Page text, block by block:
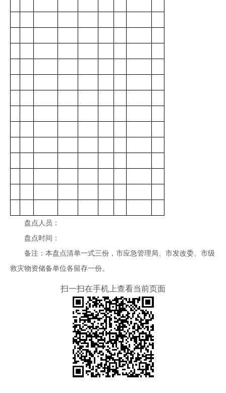
盘点人员：
盘点时间：
备注：本盘点清单一式三份，市应急管理局、市发改委、市级
救灾物资储备单位各留存一份。
扫一扫在手机上查看当前页面